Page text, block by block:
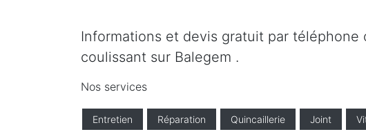
Informations et devis gratuit par
coulissant sur Balegem .
Nos services
Entretien Réparation Quincaillerie Joint